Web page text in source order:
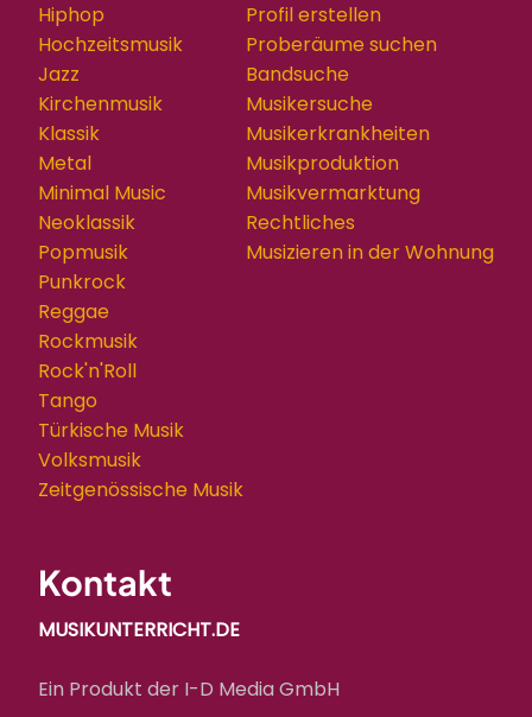
Hiphop
Hochzeitsmusik
Jazz
Kirchenmusik
Klassik
Metal
Minimal Music
Neoklassik
Popmusik
Punkrock
Reggae
Rockmusik
Rock'n'Roll
Tango
Türkische Musik
Volksmusik
Zeitgenössische Musik
Profil erstellen
Proberäume suchen
Bandsuche
Musikersuche
Musikerkrankheiten
Musikproduktion
Musikvermarktung
Rechtliches
Musizieren in der Wohnung
Kontakt
MUSIKUNTERRICHT.DE
Ein Produkt der I-D Media GmbH